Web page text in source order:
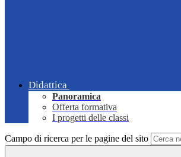
Didattica
Panoramica
Offerta formativa
I progetti delle classi
Campo di ricerca per le pagine del sito